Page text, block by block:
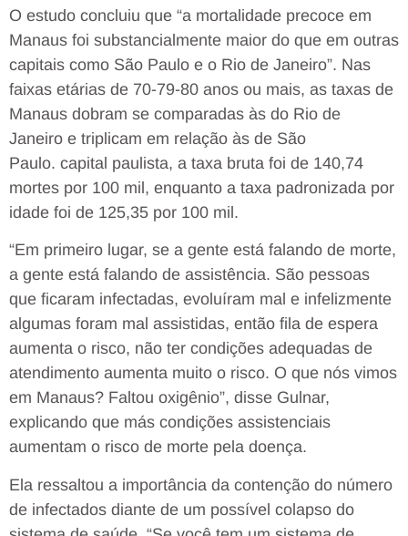
O estudo concluiu que “a mortalidade precoce em
Manaus foi substancialmente maior do que em outras
capitais como São Paulo e o Rio de Janeiro”. Nas
faixas etárias de 70-79-80 anos ou mais, as taxas de
Manaus dobram se comparadas às do Rio de
Janeiro e triplicam em relação às de São
Paulo. capital paulista, a taxa bruta foi de 140,74
mortes por 100 mil, enquanto a taxa padronizada por
idade foi de 125,35 por 100 mil.
“Em primeiro lugar, se a gente está falando de morte,
a gente está falando de assistência. São pessoas
que ficaram infectadas, evoluíram mal e infelizmente
algumas foram mal assistidas, então fila de espera
aumenta o risco, não ter condições adequadas de
atendimento aumenta muito o risco. O que nós vimos
em Manaus? Faltou oxigênio”, disse Gulnar,
explicando que más condições assistenciais
aumentam o risco de morte pela doença.
Ela ressaltou a importância da contenção do número
de infectados diante de um possível colapso do